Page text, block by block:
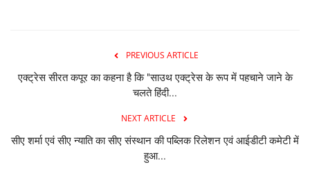
PREVIOUS ARTICLE
एक्ट्रेस सीरत कपूर का कहना है कि "साउथ एक्ट्रेस के रूप में पहचाने जाने के
चलते हिंदी...
NEXT ARTICLE
सीए शर्मा एवं सीए न्याति का सीए संस्थान की पब्लिक रिलेशन एवं आईडीटी कमेटी में
हुआ...